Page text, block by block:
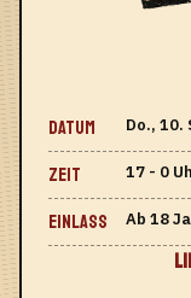
DATUM Do., 10.
ZEIT 17 - 0
EINLASS Ab 18